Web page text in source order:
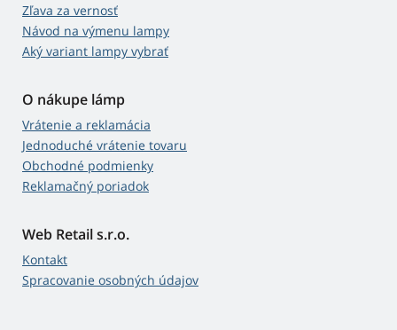
Zľava za vernosť
Návod na výmenu lampy
Aký variant lampy vybrať
O nákupe lámp
Vrátenie a reklamácia
Jednoduché vrátenie tovaru
Obchodné podmienky
Reklamačný poriadok
Web Retail s.r.o.
Kontakt
Spracovanie osobných údajov